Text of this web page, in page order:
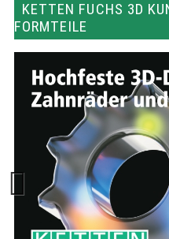
Zurück
KETTEN FUCHS 3D
FORMTEILE